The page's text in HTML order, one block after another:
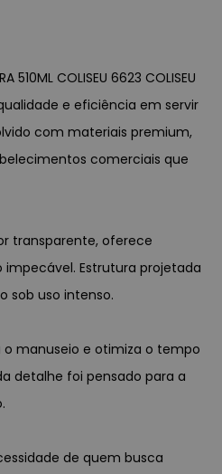
510ML COLISEU 6623 COLISEU
e eficiência em servir
com materiais premium,
comerciais que
transparente, oferece
Estrutura projetada
sob uso intenso.
manuseio e otimiza o tempo
detalhe foi pensado para a
de quem busca